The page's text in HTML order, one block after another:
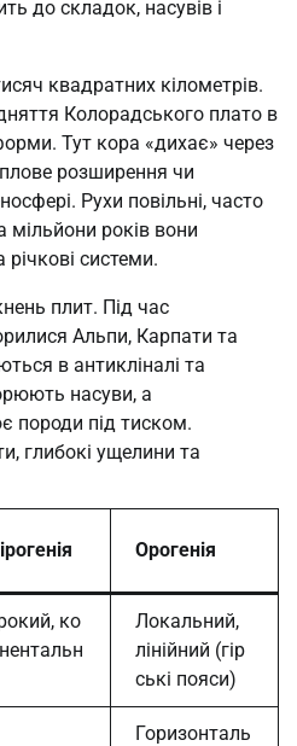
до складок, насувів і
квадратних кілометрів.
Колорадського плато в
Тут кора «дихає» через
розширення чи
Рухи повільні, часто
років вони
системи.
плит. Під час
Альпи, Карпати та
в антикліналі та
насуви, а
породи під тиском.
глибокі ущелини та
Орогенія
ко
Локальний,
лінійний (гір
ські пояси)
Горизонталь